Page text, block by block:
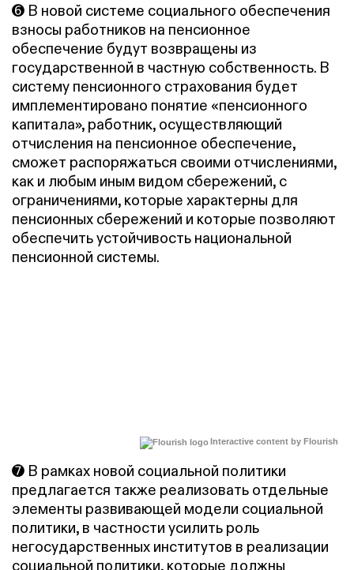
➏ В новой системе социального обеспечения
взносы работников на пенсионное
обеспечение будут возвращены из
государственной в частную собственность. В
систему пенсионного страхования будет
имплементировано понятие «пенсионного
капитала», работник, осуществляющий
отчисления на пенсионное обеспечение,
сможет распоряжаться своими отчислениями,
как и любым иным видом сбережений, с
ограничениями, которые характерны для
пенсионных сбережений и которые позволяют
обеспечить устойчивость национальной
пенсионной системы.
Interactive content by Flourish
➐ В рамках новой социальной политики
предлагается также реализовать отдельные
элементы развивающей модели социальной
политики, в частности усилить роль
негосударственных институтов в реализации
социальной политики, которые должны